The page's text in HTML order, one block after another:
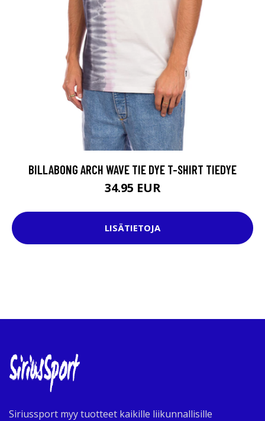
BILLABONG ARCH WAVE TIE DYE T-SHIRT TIEDYE
34.95 EUR
LISÄTIETOJA
Siriussport myy tuotteet kaikille liikunnallisille